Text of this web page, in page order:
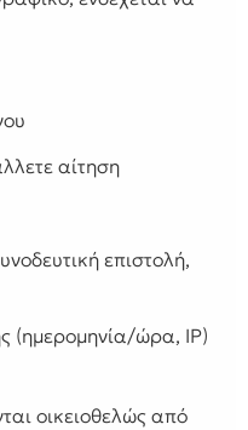
αίτηση
επιστολή,
(ημερομηνία/ώρα, IP)
οικειοθελώς από